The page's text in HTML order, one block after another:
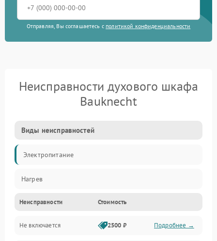
Отправляя, Вы соглашаетесь с политикой конфиденциальности
Неисправности духового шкафа
Bauknecht
Виды неисправностей
Электропитание
Нагрев
Неисправности Стоимость
Не включается 2500 ₽ Подробнее →